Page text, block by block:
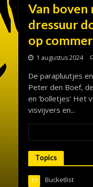
Van boven
dressuur
op
1 augustus 2024
De parapluutjes
Peter den Boef,
en ‘bolletjes’ Het
visvijvers en...
Topics
Bucketlist
17